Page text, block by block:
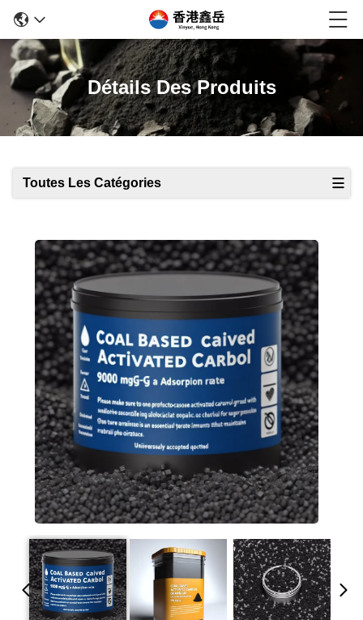
Détails Des Produits
Toutes Les Catégories